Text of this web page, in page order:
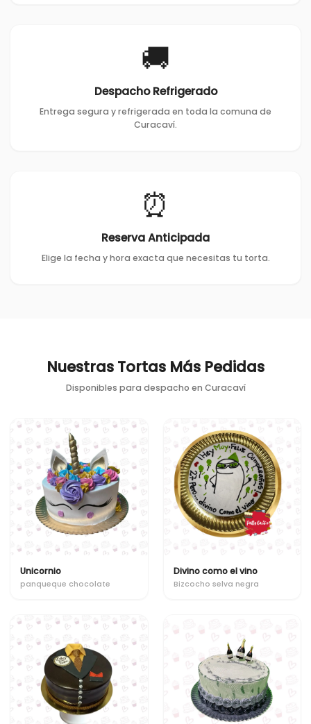
🚚
Despacho Refrigerado
Entrega segura y refrigerada en toda la comuna de
Curacaví.
⏰
Reserva Anticipada
Elige la fecha y hora exacta que necesitas tu torta.
Nuestras Tortas Más Pedidas
Disponibles para despacho en Curacaví
Unicornio
panqueque chocolate
Divino como el vino
Bizcocho selva negra